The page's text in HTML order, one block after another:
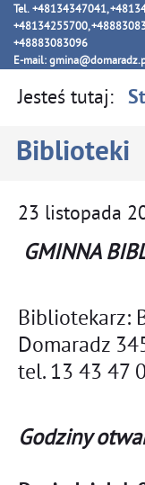
Tel. +48134347041,
+48134255700,
+48883083096
E-mail:
Jesteś tutaj:
Biblioteki
23 listopada
GMINNA
Bibliotekarz:
Domaradz
tel. 13 43 47
Godziny